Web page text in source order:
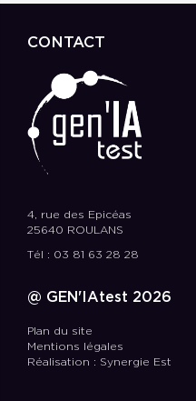
CONTACT
4, rue des Epicéas
25640 ROULANS
Tél : 03 81 63 28 28
@ GEN'IAtest 2026
Plan du site
Mentions légales
Réalisation : Synergie Est